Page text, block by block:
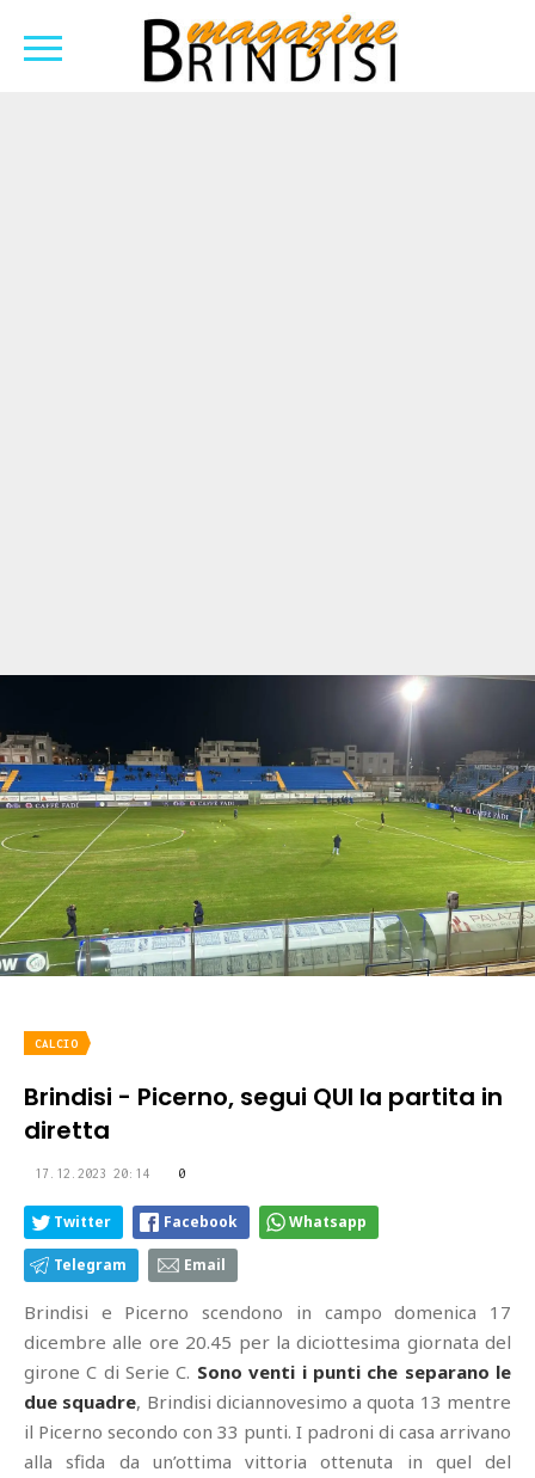
CALCIO
Brindisi - Picerno, segui QUI la partita in
diretta
17.12.2023 20:14 0
Twitter Facebook Whatsapp
Telegram Email
Brindisi e Picerno scendono in campo domenica 17
dicembre alle ore 20.45 per la diciottesima giornata del
girone C di Serie C. Sono venti i punti che separano le
due squadre, Brindisi diciannovesimo a quota 13 mentre
il Picerno secondo con 33 punti. I padroni di casa arrivano
alla sfida da un’ottima vittoria ottenuta in quel del